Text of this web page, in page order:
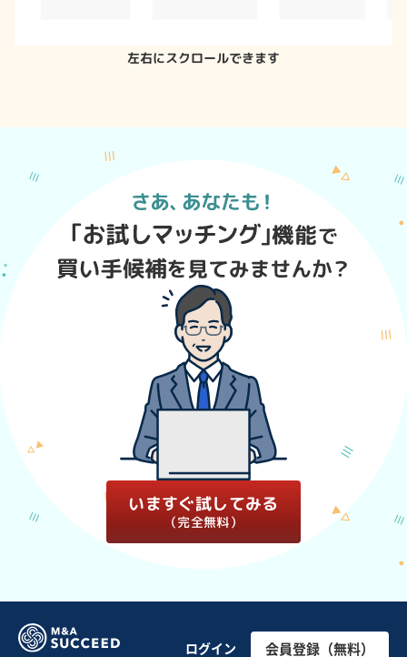
左右にスクロールできます
いますぐ試してみる
（完全無料）
ログイン 会員登録（無料）